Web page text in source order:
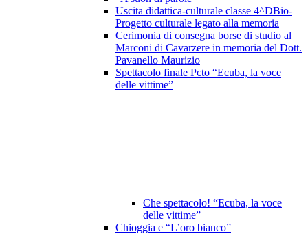
Uscita didattica-culturale classe 4^DBio-
Progetto culturale legato alla memoria
Cerimonia di consegna borse di studio al
Marconi di Cavarzere in memoria del Dott.
Pavanello Maurizio
Spettacolo finale Pcto “Ecuba, la voce
delle vittime”
Che spettacolo! “Ecuba, la voce
delle vittime”
Chioggia e “L’oro bianco”